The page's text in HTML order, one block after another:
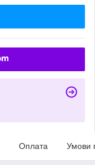
Оплата Умови